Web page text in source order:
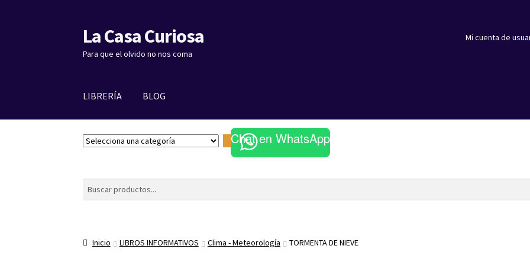
Ir
a
la
Ir
al
contenido
La Casa Curiosa
Para que el olvido no nos coma
Mi cuenta de
LIBRERÍA BLOG
S
e
n
Chat en WhatsApp
Buscar
Inicio LIBROS INFORMATIVOS Clima - Meteorología TORMENTA DE NIEVE